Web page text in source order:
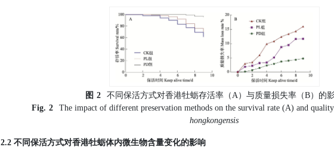
图 2
不同保活方式对香港牡蛎存活率（A）与质量损失率（B）的
Fig. 2 The impact of different preservation methods on the survival rate (A) and
hongkongensis
2.2 不同保活方式对香港牡蛎体内微生物含量变化的影响